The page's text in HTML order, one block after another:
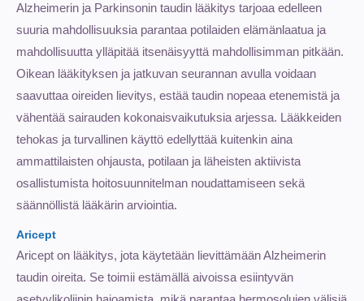
Alzheimerin ja Parkinsonin taudin lääkitys tarjoaa edelleen
suuria mahdollisuuksia parantaa potilaiden elämänlaatua ja
mahdollisuutta ylläpitää itsenäisyyttä mahdollisimman pitkään.
Oikean lääkityksen ja jatkuvan seurannan avulla voidaan
saavuttaa oireiden lievitys, estää taudin nopeaa etenemistä ja
vähentää sairauden kokonaisvaikutuksia arjessa. Lääkkeiden
tehokas ja turvallinen käyttö edellyttää kuitenkin aina
ammattilaisten ohjausta, potilaan ja läheisten aktiivista
osallistumista hoitosuunnitelman noudattamiseen sekä
säännöllistä lääkärin arviointia.
Aricept
Aricept on lääkitys, jota käytetään lievittämään Alzheimerin
taudin oireita. Se toimii estämällä aivoissa esiintyvän